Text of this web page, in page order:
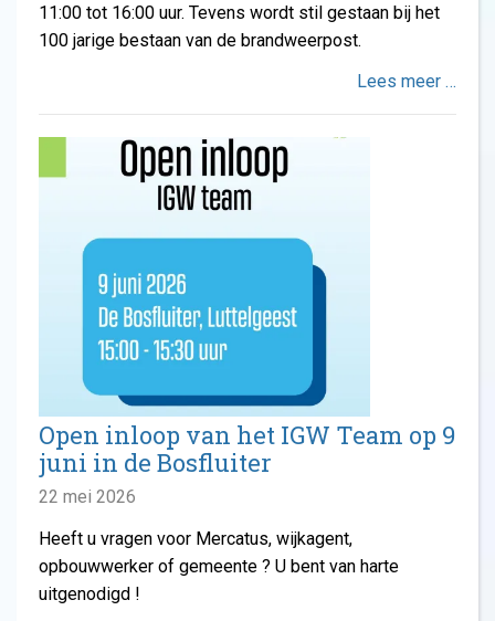
11:00 tot 16:00 uur. Tevens wordt stil gestaan bij het
100 jarige bestaan van de brandweerpost.
Lees meer …
Open inloop van het IGW Team op 9
juni in de Bosfluiter
22 mei 2026
Heeft u vragen voor Mercatus, wijkagent,
opbouwwerker of gemeente ? U bent van harte
uitgenodigd !